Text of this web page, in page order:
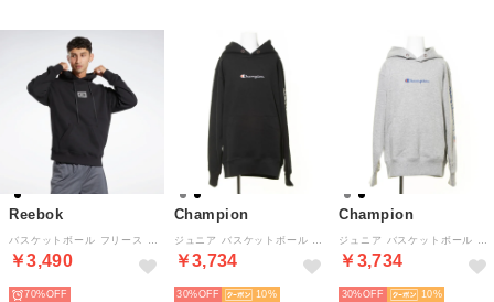
Reebok
バスケットボール フリース フーディー / BB BBALL HW FLEECE HOODIE（ブラック）
￥3,490
70%
Champion
ジュニア バスケットボール パーカー MINI SWEAT PARKA CK-SB120 （ブラック）
￥3,734
30% 10
Champion
ジュニア バスケットボール パーカー MINI SWEAT PARKA CK-SB120 （グレー）
￥3,734
30% 10